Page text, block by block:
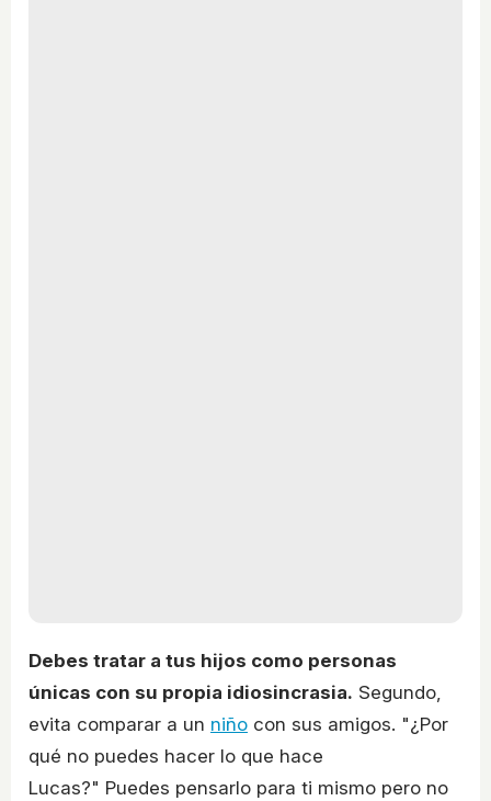
Debes tratar a tus hijos como personas
únicas con su propia idiosincrasia. Segundo,
evita comparar a un niño con sus amigos. "¿Por
qué no puedes hacer lo que hace
Lucas?" Puedes pensarlo para ti mismo pero no